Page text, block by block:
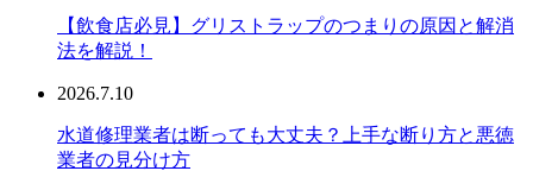
【飲食店必見】グリストラップのつまりの原因と解消
法を解説！
2026.7.10
水道修理業者は断っても大丈夫？上手な断り方と悪徳
業者の見分け方